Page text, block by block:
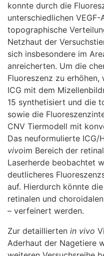
konnte durch die
unterschiedlichen
topographische
Netzhaut der
sich insbesondere im
anreicherten. Um die
Fluoreszenz zu erhöhen,
ICG mit dem
15 synthetisiert und die
sowie die
CNV Tiermodell mit
Das neuformulierte ICG/
vivoim Bereich der
Laserherde beobachtet
deutlicheres
auf. Hierdurch könnte
retinalen und
– verfeinert werden.
Zur detaillierten in vivo
Aderhaut der Nagetiere